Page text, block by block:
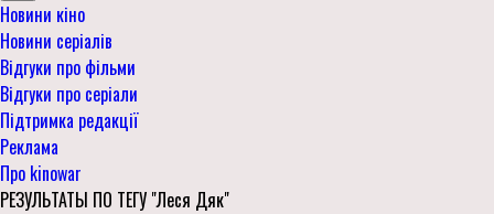
Новини кіно
Новини серіалів
Відгуки про фільми
Відгуки про серіали
Підтримка редакції
Реклама
Про kinowar
РЕЗУЛЬТАТЫ ПО ТЕГУ "Леся Дяк"